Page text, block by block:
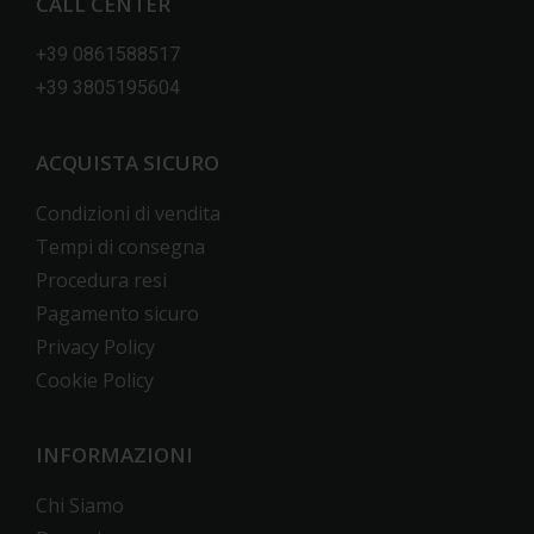
+39 0861588517
+39 3805195604
ACQUISTA SICURO
Condizioni di vendita
Tempi di consegna
Procedura resi
Pagamento sicuro
Privacy Policy
Cookie Policy
INFORMAZIONI
Chi Siamo